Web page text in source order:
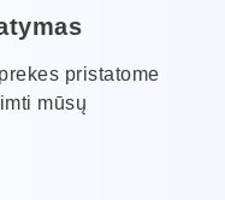
pristatome
mūsų